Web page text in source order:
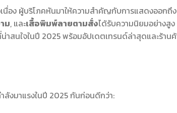
นื่อง ผู้บริโภคหันมาให้ความสำคัญกับการแสดงออกถึ
ม, และเสื้อพิมพ์ลายตามสั่งได้รับความนิยมอย่างสูง
าสนใจในปี 2025 พร้อมอัปเดตเทรนด์ล่าสุดและร้าน
ลังมาแรงในปี 2025 กันก่อนดีกว่า: